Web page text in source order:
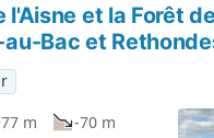
l'Aisne et la Forêt
Bac et
m
-70 m